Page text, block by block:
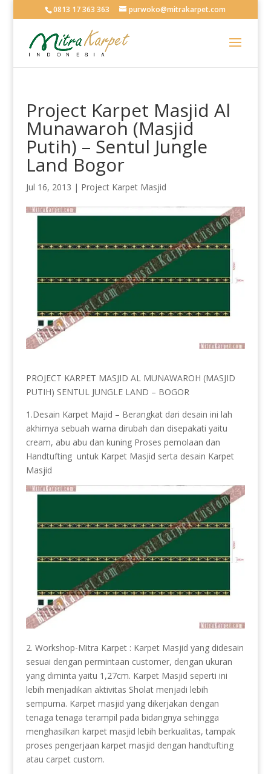
0813 17 363 363 purwoko@mitrakarpet.com
Project Karpet Masjid Al
Munawaroh (Masjid
Putih) – Sentul Jungle
Land Bogor
Jul 16, 2013 | Project Karpet Masjid
PROJECT KARPET MASJID AL MUNAWAROH (MASJID
PUTIH) SENTUL JUNGLE LAND – BOGOR
1.Desain Karpet Majid – Berangkat dari desain ini lah
akhirnya sebuah warna dirubah dan disepakati yaitu
cream, abu abu dan kuning Proses pemolaan dan
Handtufting untuk Karpet Masjid serta desain Karpet
Masjid
2. Workshop-Mitra Karpet : Karpet Masjid yang didesain
sesuai dengan permintaan customer, dengan ukuran
yang diminta yaitu 1,27cm. Karpet Masjid seperti ini
lebih menjadikan aktivitas Sholat menjadi lebih
sempurna. Karpet masjid yang dikerjakan dengan
tenaga tenaga terampil pada bidangnya sehingga
menghasilkan karpet masjid lebih berkualitas, tampak
proses pengerjaan karpet masjid dengan handtufting
atau carpet custom.